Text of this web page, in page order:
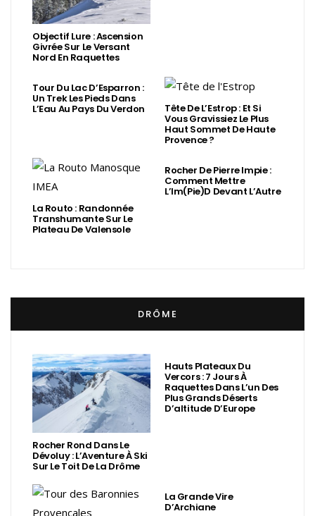
Objectif Lure : Ascension
Givrée Sur Le Versant
Nord En Raquettes
Tour Du Lac D’Esparron :
Un Trek Les Pieds Dans
L’Eau Au Pays Du Verdon Tête De L’Estrop : Et Si
Vous Gravissiez Le Plus
Haut Sommet De Haute
Provence ?
La Routo : Randonnée
Transhumante Sur Le
Plateau De Valensole
Rocher De Pierre Impie :
Comment Mettre
L’Im(Pie)d Devant L’Autre
DRÔME
Rocher Rond Dans Le
Dévoluy : L’Aventure À Ski
Sur Le Toit De La Drôme
Hauts Plateaux Du
Vercors : 7 Jours À
Raquettes Dans L’un Des
Plus Grands Déserts
D’altitude D’Europe
La Grande Vire
D’Archiane